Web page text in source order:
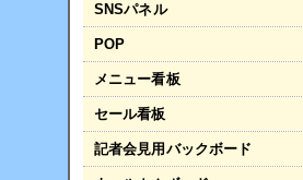
SNSパネル
POP
メニュー看板
セール看板
記者会見用バックボード